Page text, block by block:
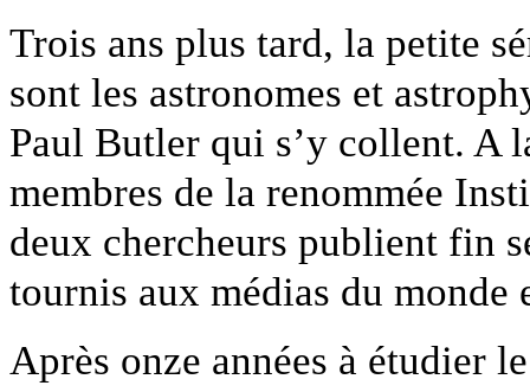
Trois ans plus tard, la petite
sont les astronomes et
Paul Butler qui s’y collent. A
membres de la renommée
deux chercheurs publient fin
tournis aux médias du monde
Après onze années à étudier